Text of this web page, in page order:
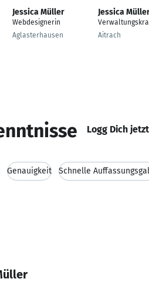
Jessica Müller
Webdesignerin
Aglasterhausen
Jessica
Aitrach
Logg Dich
Genauigkeit Schnelle